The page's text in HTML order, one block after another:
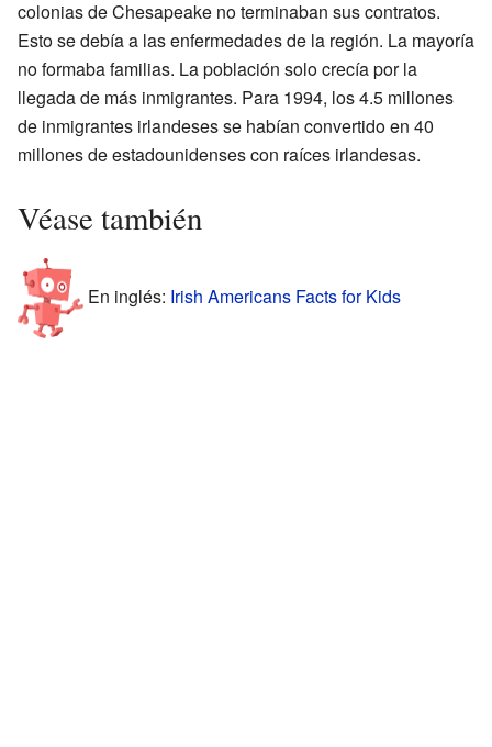
colonias de Chesapeake no terminaban sus contratos.
Esto se debía a las enfermedades de la región. La mayoría
no formaba familias. La población solo crecía por la
llegada de más inmigrantes. Para 1994, los 4.5 millones
de inmigrantes irlandeses se habían convertido en 40
millones de estadounidenses con raíces irlandesas.
Véase también
En inglés: Irish Americans Facts for Kids